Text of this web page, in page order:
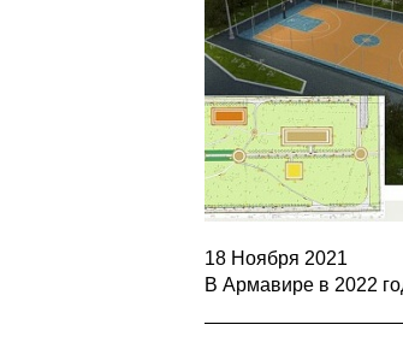
18 Ноября 2021
В Армавире в 2022